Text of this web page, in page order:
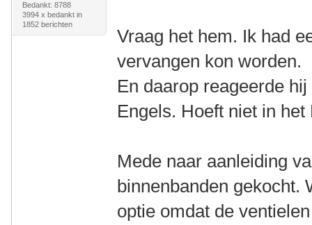
Bedankt: 8788
3994 x bedankt in
1852 berichten
Vraag het hem. Ik had
vervangen kon worden.
En daarop reageerde
Engels. Hoeft niet in
Mede naar aanleiding
binnenbanden gekocht.
optie omdat de